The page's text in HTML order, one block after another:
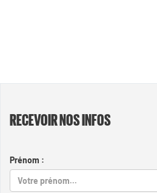
RECEVOIR NOS INFOS
Prénom :